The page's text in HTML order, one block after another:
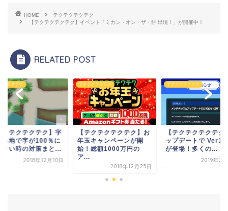
HOME
テクテクテクテク
【テクテクテクテク】イベント「ミカン・オン・ザ・餅 出現！」が開催中！
RELATED POST
クテクテク
クテクテクテク】字
集地で字が100％に
ない時の対策まと...
2018年12月10日
テクテクテクテク
【テクテクテクテク】お
年玉キャンペーンが開
始！総額1000万円の
ア...
2018年12月25日
テクテクテクテク
【テクテクテクテク
ップデートで
が登場！多くの...
2019年2